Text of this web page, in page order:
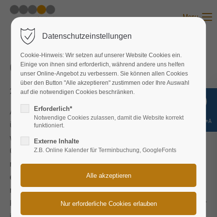
Menu
Geschäftsführer (52 J.)
2017-02-17 16:25von Nane Nebel
Als ich meine Stelle damals überraschend verlor, war ich
überzeugt, durch meine vielfältigen Kontakte recht schnell
wieder eine neue Aufgabe zu finden. Eine Karriere- bzw.
Outplacementberatung sah ich als nicht erforderlich an. Ich
musste jedoch feststellen, dass es doch bei weitem nicht so
einfach werden sollte wie ursprünglich gedacht. Nach recht
nervenaufreibenden neun Monaten nahm ich schließlich
Kontakt zu den Nebels auf. Bereits nach dem Erstgespräch war
Datenschutzeinstellungen
Cookie-Hinweis: Wir setzen auf unserer Website Cookies ein.
Einige von ihnen sind erforderlich, während andere uns helfen
unser Online-Angebot zu verbessern. Sie können allen Cookies
über den Button "Alle akzeptieren" zustimmen oder Ihre Auswahl
auf die notwendigen Cookies beschränken.
Erforderlich*
Notwendige Cookies zulassen, damit die Website korrekt
funktioniert.
Externe Inhalte
Z.B. Online Kalender für Terminbuchung, GoogleFonts
Shift+Alt+A